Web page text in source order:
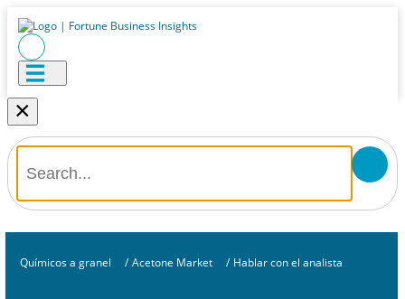
×
Químicos a granel / Acetone Market / Hablar con el analista